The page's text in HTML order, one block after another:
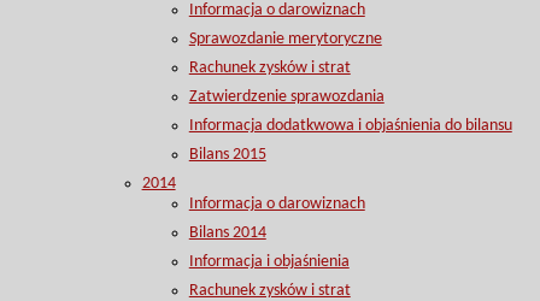
Informacja o darowiznach
Sprawozdanie merytoryczne
Rachunek zysków i strat
Zatwierdzenie sprawozdania
Informacja dodatkwowa i objaśnienia do bilansu
Bilans 2015
2014
Informacja o darowiznach
Bilans 2014
Informacja i objaśnienia
Rachunek zysków i strat